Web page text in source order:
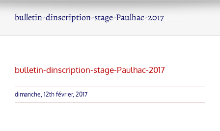
bulletin-dinscription-stage-Paulhac-2017
bulletin-dinscription-stage-Paulhac-2017
dimanche, 12th février, 2017